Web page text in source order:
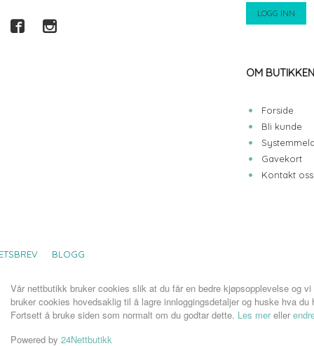
OM BUTIKKEN
Forside
Bli kunde
Gavekort
Kontakt oss
BLOGG
Vår nettbutikk bruker cookies slik at du får en bedre kjøpsopplevelse og
bruker cookies hovedsaklig til å lagre innloggingsdetaljer og huske hva
Fortsett å bruke siden som normalt om du godtar dette. Les mereller
Powered by 24Nettbutikk